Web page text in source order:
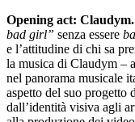
Opening act: Claudym.
bad girl” senza essere
e l’attitudine di chi sa
la musica di Claudym –
nel panorama musicale
aspetto del suo progetto
dall’identità visiva agli